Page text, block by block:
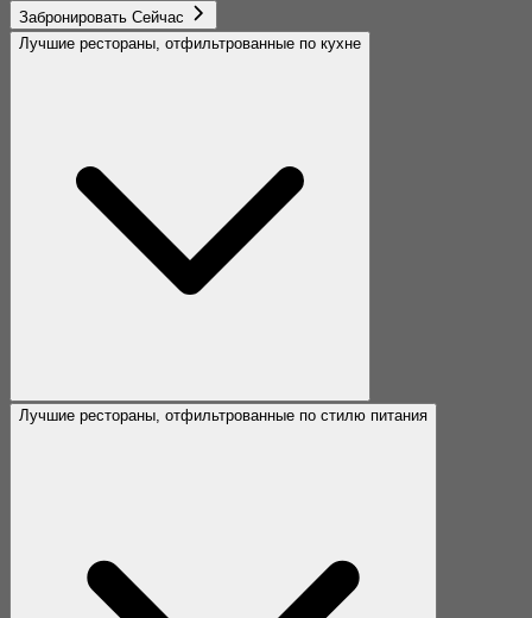
Забронировать Сейчас
Лучшие рестораны, отфильтрованные по кухне
Лучшие рестораны, отфильтрованные по стилю питания